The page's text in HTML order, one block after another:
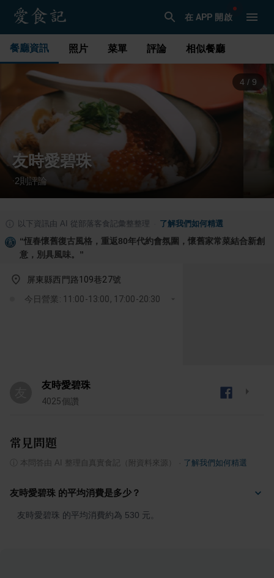
在 APP 開啟
餐廳資訊 照片 菜單 評論 相似餐廳
4 / 9
友時愛碧珠
·2 則評論
以下資訊由 AI 從部落客食記彙整整理 了解我們如何精選
“恆春懷舊復古風格，重返80年代約會氛圍，懷舊家常菜結合新創
意，別具風味。 ”
屏東縣西門路109巷27號
今日營業: 11:00-13:00, 17:00-20:30
友時愛碧珠
4025個讚
常見問題
本問答由 AI 整理自真實食記（附資料來源） 了解我們如何精選
友時愛碧珠 的平均消費是多少？
友時愛碧珠 的平均消費約為 530 元。